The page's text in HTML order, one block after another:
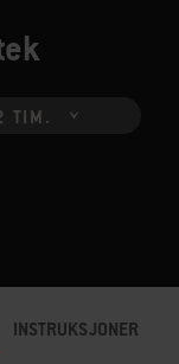
TIM.
INSTRUKSJONER